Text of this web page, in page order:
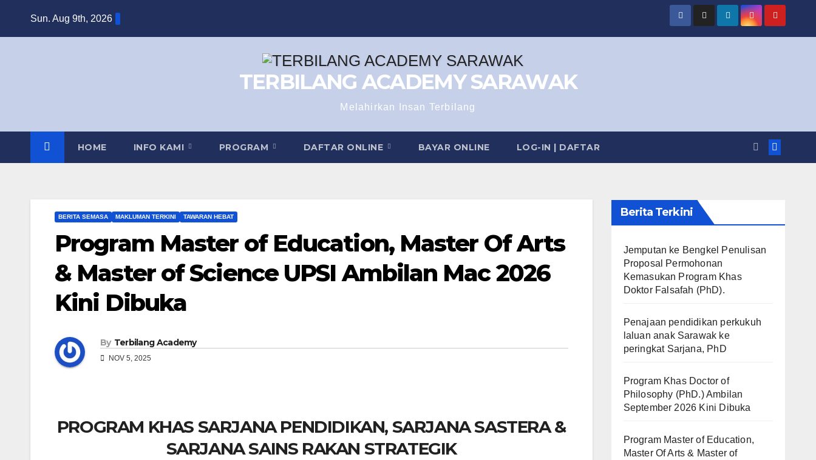
Sun. Aug 9th, 2026
TERBILANG ACADEMY SARAWAK
Melahirkan Insan Terbilang
HOME INFO KAMI PROGRAM DAFTAR ONLINE BAYAR ONLINE LOG-IN | DAFTAR
BERITA SEMASA MAKLUMAN TERKINI TAWARAN HEBAT
Program Master of Education, Master Of Arts
& Master of Science UPSI Ambilan Mac 2026
Kini Dibuka
By Terbilang Academy
NOV 5, 2025
PROGRAM KHAS SARJANA PENDIDIKAN, SARJANA SASTERA &
SARJANA SAINS RAKAN STRATEGIK
Berita Terkini
Jemputan ke Bengkel Penulisan
Proposal Permohonan
Kemasukan Program Khas
Doktor Falsafah (PhD).
Penajaan pendidikan perkukuh
laluan anak Sarawak ke
peringkat Sarjana, PhD
Program Khas Doctor of
Philosophy (PhD.) Ambilan
September 2026 Kini Dibuka
Program Master of Education,
Master Of Arts & Master of